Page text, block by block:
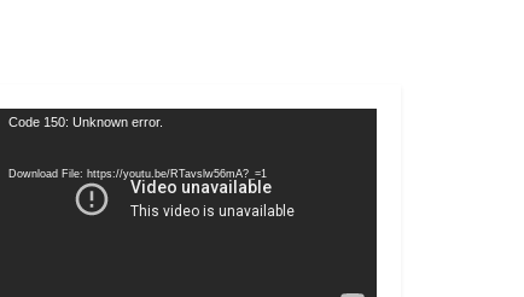
Video
Code 150: Unknown error.
Download File: https://youtu.be/RTavslw56mA?_=1